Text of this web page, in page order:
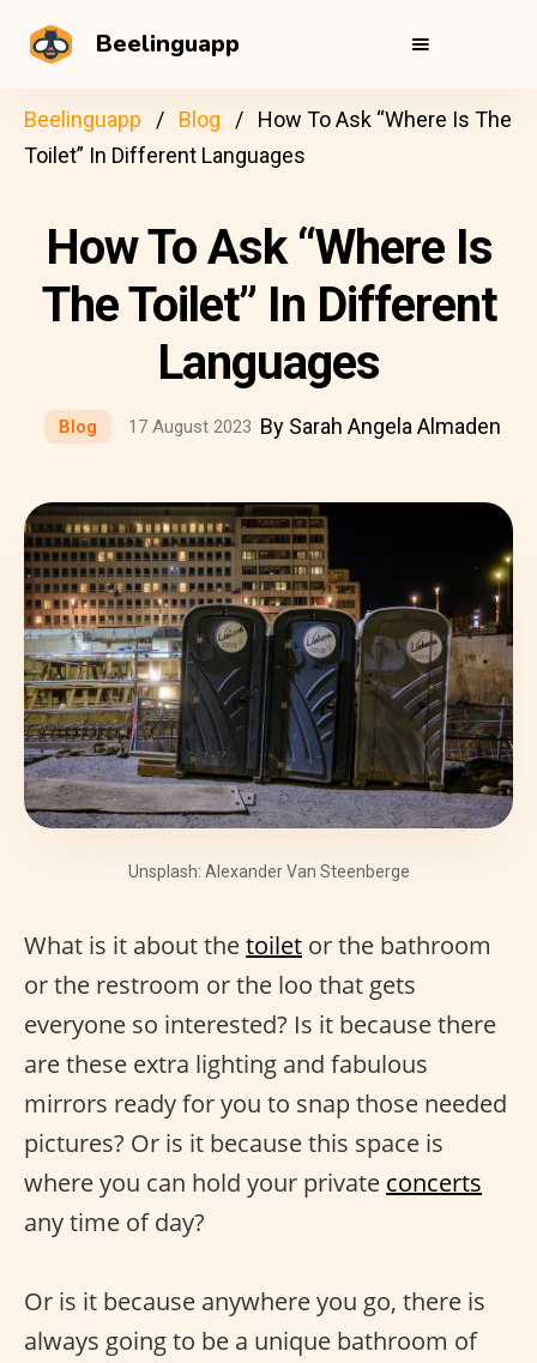
Beelinguapp
Beelinguapp Blog
How To Ask “Where Is The
Toilet” In Different Languages
How To Ask “Where Is
The Toilet” In Different
Languages
Blog 17 August 2023 By Sarah Angela Almaden
Unsplash: Alexander Van Steenberge
What is it about thetoilet or the bathroom
or the restroom or the loo that gets
everyone so interested? Is it because there
are these extra lighting and fabulous
mirrors ready for you to snap those needed
pictures? Or is it because this space is
where you can hold your private concerts
any time of day?
Or is it because anywhere you go, there is
always going to be a unique bathroom of